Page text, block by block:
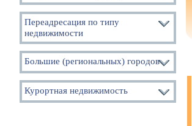
Переадресация по типу
недвижимости
Большие (региональных) городов
Курортная недвижимость